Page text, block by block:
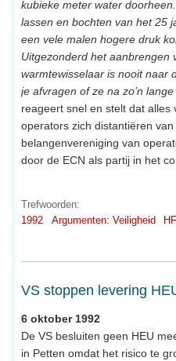
kubieke meter water
lassen en bochten van het 25
een vele malen hogere druk
Uitgezonderd het aanbrengen
warmtewisselaar is nooit naar
je afvragen of ze na zo’n
reageert snel en stelt dat alles
operators zich distantiëren
belangenvereniging van
door de ECN als partij in het
Trefwoorden:
1992
Argumenten: Veiligheid
VS stoppen levering
6 oktober 1992
De VS besluiten geen HEU
in Petten omdat het risico te